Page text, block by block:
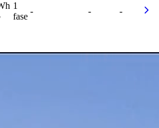
1
fase
- - -